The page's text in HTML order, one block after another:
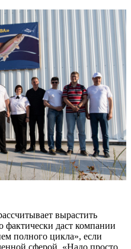
вырастить
фактически даст компании
полного цикла», если
сферой. «Надо просто